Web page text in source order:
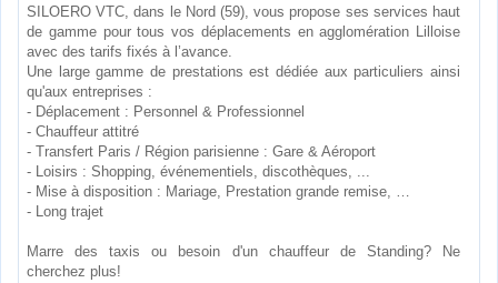
SILOERO VTC, dans le Nord (59), vous propose ses services haut
de gamme pour tous vos déplacements en agglomération Lilloise
avec des tarifs fixés à l’avance.
Une large gamme de prestations est dédiée aux particuliers ainsi
qu'aux entreprises :
- Déplacement : Personnel & Professionnel
- Chauffeur attitré
- Transfert Paris / Région parisienne : Gare & Aéroport
- Loisirs : Shopping, événementiels, discothèques, ...
- Mise à disposition : Mariage, Prestation grande remise, …
- Long trajet
Marre des taxis ou besoin d'un chauffeur de Standing? Ne
cherchez plus!